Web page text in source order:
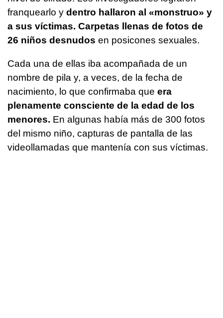
franquearlo y dentro hallaron al «monstruo» y
a sus víctimas. Carpetas llenas de fotos de
26 niños desnudos en posicones sexuales.
Cada una de ellas iba acompañada de un
nombre de pila y, a veces, de la fecha de
nacimiento, lo que confirmaba que era
plenamente consciente de la edad de los
menores. En algunas había más de 300 fotos
del mismo niño, capturas de pantalla de las
videollamadas que mantenía con sus víctimas.